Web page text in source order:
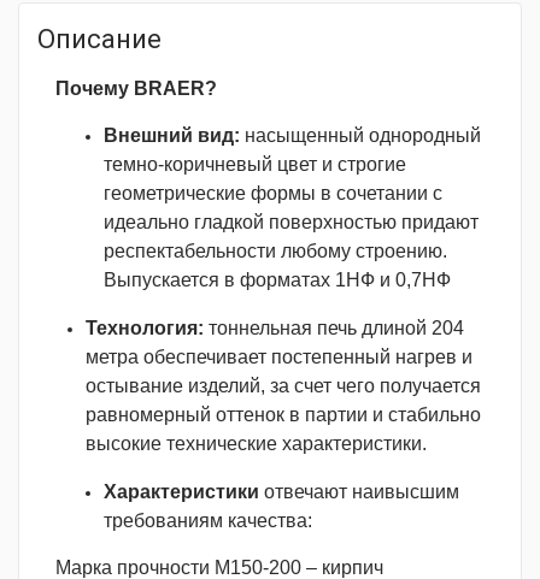
Описание
Почему BRAER?
Внешний вид: насыщенный однородный
темно-коричневый цвет и строгие
геометрические формы в сочетании с
идеально гладкой поверхностью придают
респектабельности любому строению.
Выпускается в форматах 1НФ и 0,7НФ
Технология: тоннельная печь длиной 204
метра обеспечивает постепенный нагрев и
остывание изделий, за счет чего получается
равномерный оттенок в партии и стабильно
высокие технические характеристики.
Характеристики отвечают наивысшим
требованиям качества:
Марка прочности М150-200 – кирпич